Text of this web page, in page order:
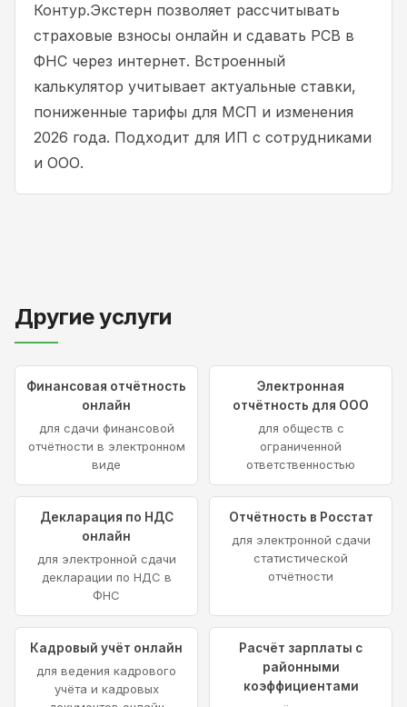
Контур.Экстерн позволяет рассчитывать
страховые взносы онлайн и сдавать РСВ в
ФНС через интернет. Встроенный
калькулятор учитывает актуальные ставки,
пониженные тарифы для МСП и изменения
2026 года. Подходит для ИП с сотрудниками
и ООО.
Другие услуги
Финансовая отчётность
онлайн
для сдачи финансовой
отчётности в электронном
виде
Электронная
отчётность для ООО
для обществ с
ограниченной
ответственностью
Декларация по НДС
онлайн
для электронной сдачи
декларации по НДС в
ФНС
Отчётность в Росстат
для электронной сдачи
статистической
отчётности
Кадровый учёт онлайн
для ведения кадрового
учёта и кадровых
Расчёт зарплаты с
районными
коэффициентами